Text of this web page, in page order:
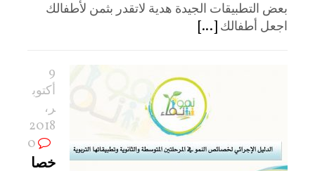
بعض التطبيقات الجيدة هدية لاتقدر بثمن لأطفالك
اجعل أطفالك [...]
9
أكتوب
ر،
2018
0
خصا